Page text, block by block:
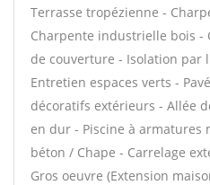
Terrasse tropézienne -
Charpente industrielle bois -
de couverture - Isolation par
Entretien espaces verts -
décoratifs extérieurs - Allée
en dur - Piscine à armatures
béton / Chape - Carrelage
Gros oeuvre (Extension